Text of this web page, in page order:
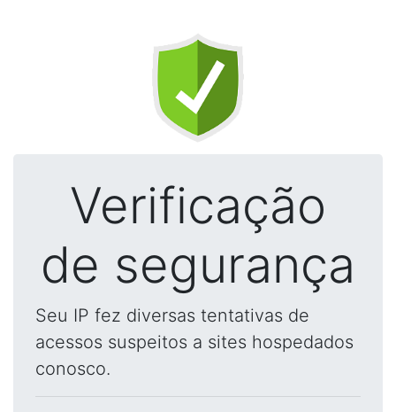
Verificação
de segurança
Seu IP fez diversas tentativas de
acessos suspeitos a sites hospedados
conosco.